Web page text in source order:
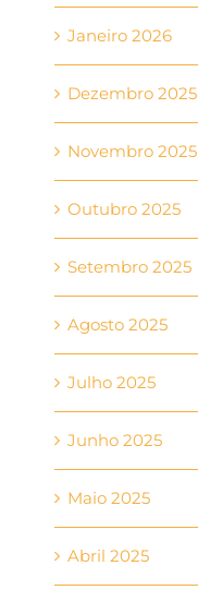
Janeiro 2026
Dezembro 2025
Novembro 2025
Outubro 2025
Setembro 2025
Agosto 2025
Julho 2025
Junho 2025
Maio 2025
Abril 2025